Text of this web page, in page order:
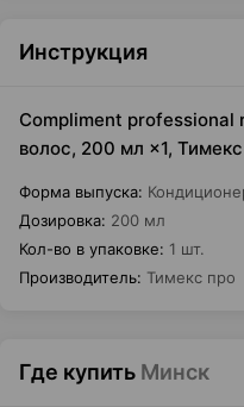
Инструкция
Compliment professional
волос, 200 мл ×1,
Форма выпуска:
Дозировка: 200 мл
Кол-во в упаковке: 1 шт.
Производитель: Тимекс про
Где купить Минск